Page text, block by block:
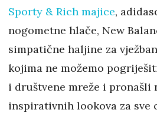
Sporty & Rich majice,
nogometne hlače, New
simpatične haljine za
kojima ne možemo
i društvene mreže i pronašli
inspirativnih lookova za sve